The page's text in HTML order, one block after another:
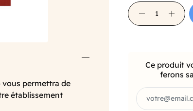
vous permettra de
établissement
Ce produit
ferons